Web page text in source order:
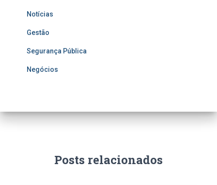
Notícias
Gestão
Segurança Pública
Negócios
Posts relacionados